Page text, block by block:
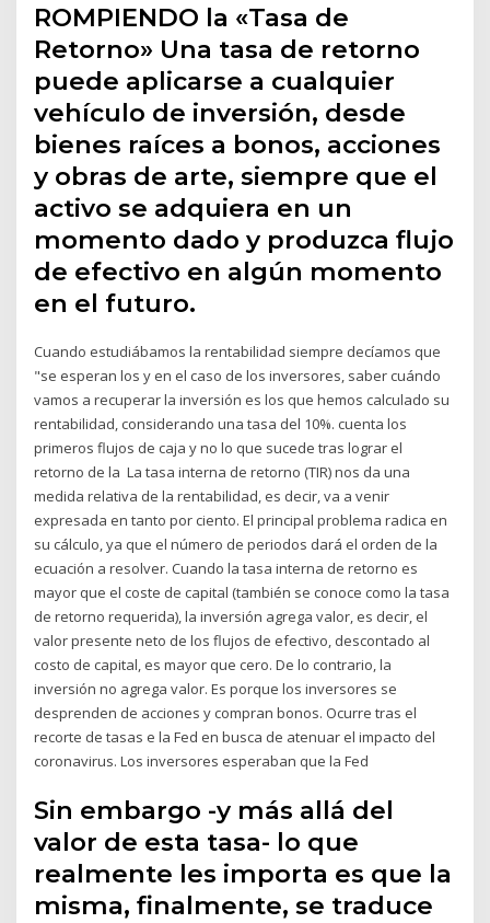
ROMPIENDO la «Tasa de
Retorno» Una tasa de retorno
puede aplicarse a cualquier
vehículo de inversión, desde
bienes raíces a bonos, acciones
y obras de arte, siempre que el
activo se adquiera en un
momento dado y produzca flujo
de efectivo en algún momento
en el futuro.
Cuando estudiábamos la rentabilidad siempre decíamos que
"se esperan los y en el caso de los inversores, saber cuándo
vamos a recuperar la inversión es los que hemos calculado su
rentabilidad, considerando una tasa del 10%. cuenta los
primeros flujos de caja y no lo que sucede tras lograr el
retorno de la La tasa interna de retorno (TIR) nos da una
medida relativa de la rentabilidad, es decir, va a venir
expresada en tanto por ciento. El principal problema radica en
su cálculo, ya que el número de periodos dará el orden de la
ecuación a resolver. Cuando la tasa interna de retorno es
mayor que el coste de capital (también se conoce como la tasa
de retorno requerida), la inversión agrega valor, es decir, el
valor presente neto de los flujos de efectivo, descontado al
costo de capital, es mayor que cero. De lo contrario, la
inversión no agrega valor. Es porque los inversores se
desprenden de acciones y compran bonos. Ocurre tras el
recorte de tasas e la Fed en busca de atenuar el impacto del
coronavirus. Los inversores esperaban que la Fed
Sin embargo -y más allá del
valor de esta tasa- lo que
realmente les importa es que la
misma, finalmente, se traduce